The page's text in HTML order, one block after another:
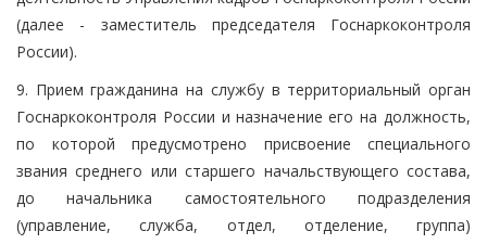
(далее - заместитель председателя Госнаркоконтроля
России).
9. Прием гражданина на службу в территориальный орган
Госнаркоконтроля России и назначение его на должность,
по которой предусмотрено присвоение специального
звания среднего или старшего начальствующего состава,
до начальника самостоятельного подразделения
(управление, служба, отдел, отделение, группа)